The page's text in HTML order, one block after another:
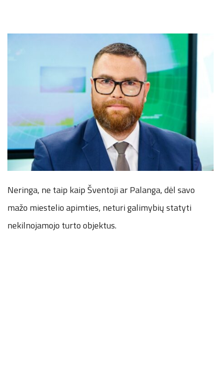
Neringa, ne taip kaip Šventoji ar Palanga, dėl savo
mažo miestelio apimties, neturi galimybių statyti
nekilnojamojo turto objektus.